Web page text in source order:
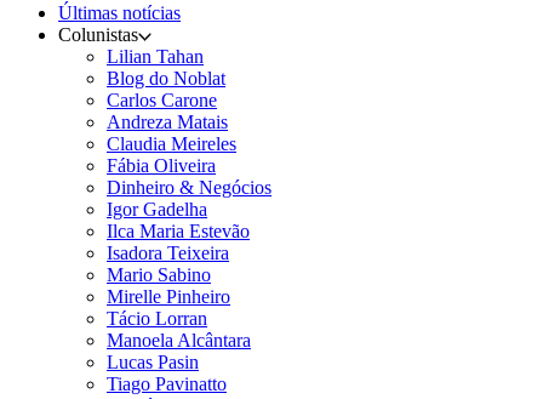
Últimas notícias
Colunistas
Lilian Tahan
Blog do Noblat
Carlos Carone
Andreza Matais
Claudia Meireles
Fábia Oliveira
Dinheiro & Negócios
Igor Gadelha
Ilca Maria Estevão
Isadora Teixeira
Mario Sabino
Mirelle Pinheiro
Tácio Lorran
Manoela Alcântara
Lucas Pasin
Tiago Pavinatto